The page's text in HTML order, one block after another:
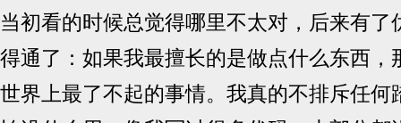
当初看的时候总觉得哪里不太对，后来有了
得通了：如果我最擅长的是做点什么东西，
世界上最了不起的事情。我真的不排斥任何